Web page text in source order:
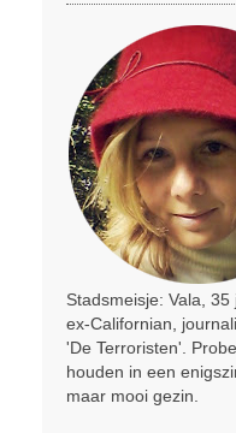
Stadsmeisje: Vala,
ex-Californian,
'De Terroristen'.
houden in een
maar mooi gezin.